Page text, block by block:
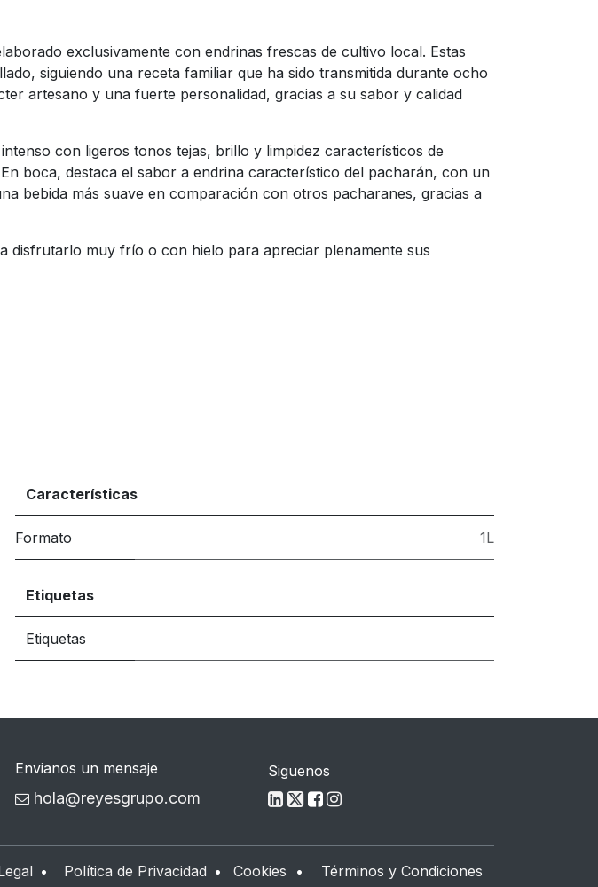
exclusivamente con endrinas frescas de cultivo local. Estas
siguiendo una receta familiar que ha sido transmitida durante ocho
artesano y una fuerte personalidad, gracias a su sabor y calidad
con ligeros tonos tejas, brillo y limpidez característicos de
boca, destaca el sabor a endrina característico del pacharán, con un
bebida más suave en comparación con otros pacharanes, gracias a
disfrutarlo muy frío o con hielo para apreciar plenamente sus
Características
Formato 1L
Etiquetas
Etiquetas
Envianos un mensaje
hola@reyesgrupo.com
Siguenos
• Política de Privacidad • Cookies • Términos y Condiciones